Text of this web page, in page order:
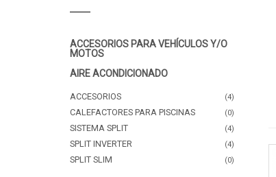
ACCESORIOS PARA VEHÍCULOS Y/O
MOTOS
AIRE ACONDICIONADO
ACCESORIOS (4)
CALEFACTORES PARA PISCINAS (0)
SISTEMA SPLIT (4)
SPLIT INVERTER (4)
SPLIT SLIM (0)